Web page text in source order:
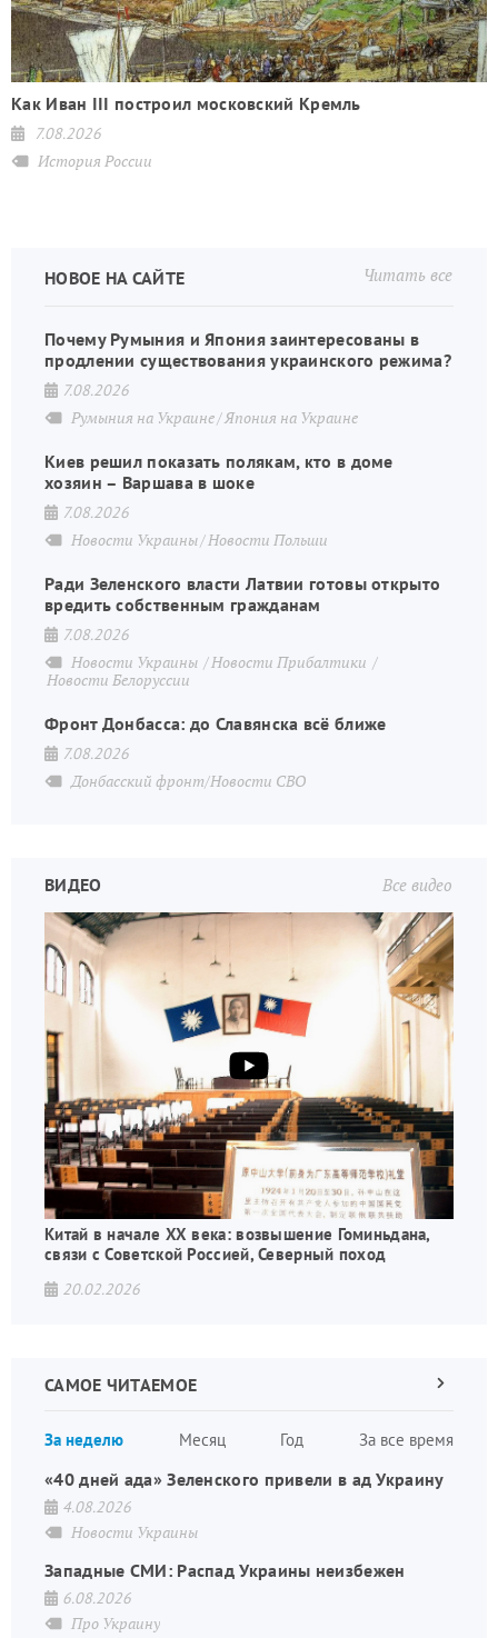
Как Иван III построил московский Кремль
7.08.2026
История России
Читать все
НОВОЕ НА САЙТЕ
Почему Румыния и Япония заинтересованы в
продлении существования украинского режима?
7.08.2026
Румыния на Украине Япония на Украине
Киев решил показать полякам, кто в доме
хозяин – Варшава в шоке
7.08.2026
Новости Украины Новости Польши
Ради Зеленского власти Латвии готовы открыто
вредить собственным гражданам
7.08.2026
Новости Украины
Новости Прибалтики
Новости Белоруссии
Фронт Донбасса: до Славянска всё ближе
7.08.2026
Донбасский фронт/Новости СВО
Все видео
ВИДЕО
Китай в начале XX века: возвышение Гоминьдана,
связи с Советской Россией, Северный поход
20.02.2026
САМОЕ ЧИТАЕМОЕ
За неделю Месяц Год За все время
Следующая
«40 дней ада» Зеленского привели в ад Украину
4.08.2026
Новости Украины
Западные СМИ: Распад Украины неизбежен
6.08.2026
Про Украину